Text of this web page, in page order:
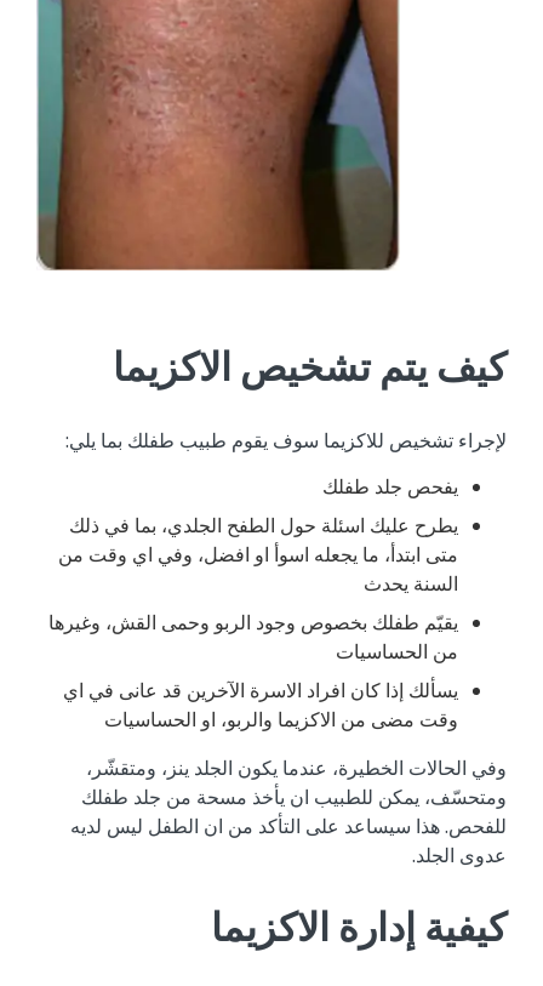
كيف يتم تشخيص الاكزيما
لإجراء تشخيص للاكزيما سوف يقوم طبيب طفلك بما يلي:
يفحص جلد طفلك
يطرح عليك اسئلة حول الطفح الجلدي، بما في ذلك
متى ابتدأ، ما يجعله اسوأ او افضل، وفي اي وقت من
السنة يحدث
يقيّم طفلك بخصوص وجود الربو وحمى القش، وغيرها
من الحساسيات
يسألك إذا كان افراد الاسرة الآخرين قد عانى في اي
وقت مضى من الاكزيما والربو، او الحساسيات
وفي الحالات الخطيرة، عندما يكون الجلد ينز، ومتقشّر،
ومتحسّف، يمكن للطبيب ان يأخذ مسحة من جلد طفلك
للفحص. هذا سيساعد على التأكد من ان الطفل ليس لديه
عدوى الجلد.
كيفية إدارة الاكزيما